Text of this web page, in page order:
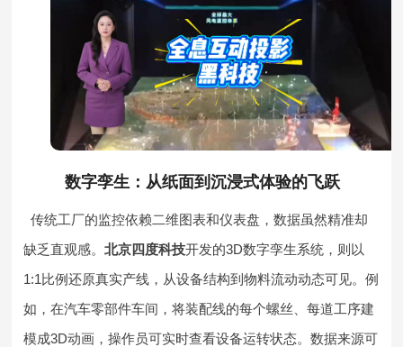
数字孪生 ：从纸面到沉浸式体验的飞跃
传统工厂的监控依赖二维图表和仪表盘，数据虽然精准却
缺乏直观感。北京四度科技开发的3D数字孪生系统，则以
1:1比例还原真实产线，从设备结构到物料流动动态可见。例
如，在汽车零部件车间，将装配线的每个螺丝、每道工序建
模成3D动画，操作员可实时查看设备运转状态。数据来源可